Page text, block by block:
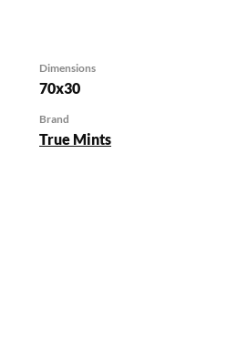
Dimensions
70x30
Brand
True Mints